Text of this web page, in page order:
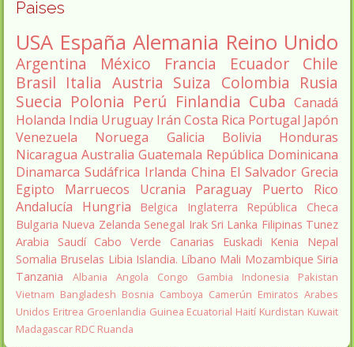
Paises
USA España Alemania Reino Unido
Argentina México Francia Ecuador
Chile
Brasil Italia Austria Suiza Colombia Rusia
Suecia Polonia Perú Finlandia Cuba Canadá
Holanda India Uruguay Irán Costa Rica Portugal Japón
Venezuela
Noruega Galicia Bolivia
Honduras
Nicaragua Australia Guatemala República Dominicana
Dinamarca Sudáfrica Irlanda China El Salvador Grecia
Egipto
Marruecos Ucrania Paraguay
Puerto Rico
Andalucía
Hungria Belgica Inglaterra
República Checa
Bulgaria Nueva Zelanda Senegal Irak Sri Lanka Filipinas Tunez
Arabia Saudí Cabo Verde Canarias Euskadi Kenia
Nepal
Somalia Bruselas Libia Islandia. Líbano Mali Mozambique Siria
Tanzania
Albania Angola Congo Gambia Indonesia
Pakistan
Vietnam Bangladesh Bosnia Camboya Camerún Emiratos Arabes
Unidos Eritrea Groenlandia Guinea Ecuatorial Haití Kurdistan Kuwait
Madagascar RDC Ruanda